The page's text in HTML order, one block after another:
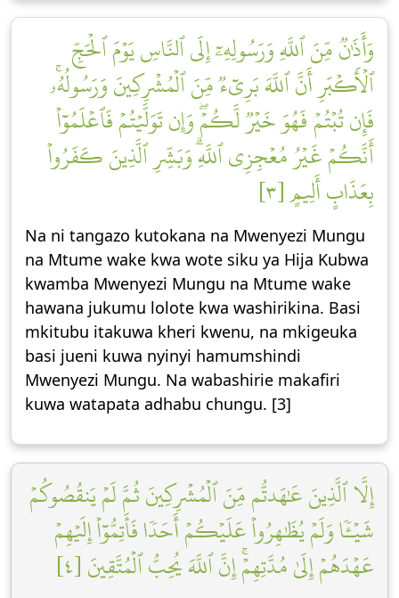
وَأَذَٰنٞ مِّنَ ٱللَّهِ وَرَسُولِهِۦٓ إِلَى ٱلنَّاسِ يَوۡمَ ٱلۡحَجِّ
ٱلۡأَكۡبَرِ أَنَّ ٱللَّهَ بَرِيٓءٞ مِّنَ ٱلۡمُشۡرِكِينَ وَرَسُولُهُۥۚ
فَإِن تُبۡتُمۡ فَهُوَ خَيۡرٞ لَّكُمۡۖ وَإِن تَوَلَّيۡتُمۡ فَٱعۡلَمُوٓاْ
أَنَّكُمۡ غَيۡرُ مُعۡجِزِي ٱللَّهِۗ وَبَشِّرِ ٱلَّذِينَ كَفَرُواْ
بِعَذَابٍ أَلِيمٍ [٣]
Na ni tangazo kutokana na Mwenyezi Mungu
na Mtume wake kwa wote siku ya Hija Kubwa
kwamba Mwenyezi Mungu na Mtume wake
hawana jukumu lolote kwa washirikina. Basi
mkitubu itakuwa kheri kwenu, na mkigeuka
basi jueni kuwa nyinyi hamumshindi
Mwenyezi Mungu. Na wabashirie makafiri
kuwa watapata adhabu chungu. [3]
إِلَّا ٱلَّذِينَ عَٰهَدتُّم مِّنَ ٱلۡمُشۡرِكِينَ ثُمَّ لَمۡ يَنقُصُوكُمۡ
شَيۡـٔٗا وَلَمۡ يُظَٰهِرُواْ عَلَيۡكُمۡ أَحَدٗا فَأَتِمُّوٓاْ إِلَيۡهِمۡ
عَهۡدَهُمۡ إِلَىٰ مُدَّتِهِمۡۚ إِنَّ ٱللَّهَ يُحِبُّ ٱلۡمُتَّقِينَ [٤]